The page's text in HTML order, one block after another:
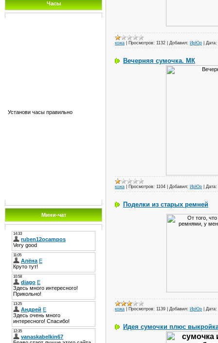
Часы
Установи часы правильно
Мини-чат
кожа Просмотров: 1132 Добавил: ИрЮр Дата:
Вечерняя сумочка. МК
кожа Просмотров: 1104 Добавил: ИрЮр Дата:
Поделки из старых ремней
кожа Просмотров: 1139 Добавил: ИрЮр Дата:
Идея сумочки плюс